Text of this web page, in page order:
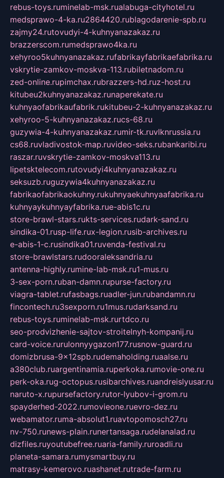
rebus-toys.ruminelab-msk.rualabuga-cityhotel.ru
medsprawo-4-ka.ru2864420.rublagodarenie-spb.ru
zajmy24.rutovudyi-4-kuhnyanazakaz.ru
brazzerscom.rumedsprawo4ka.ru
xehyroo5kuhnyanazakaz.rufabrikayfabrikaefabrika.ru
vskrytie-zamkov-moskva-113.rubiletnadom.ru
zed-online.rupimchax.rubrazzers-hd.ruz-host.ru
kitubeu2kuhnyanazakaz.runaperekate.ru
kuhnyaofabrikaufabrik.rukitubeu-2-kuhnyanazakaz.ru
xehyroo-5-kuhnyanazakaz.rucs-68.ru
guzywia-4-kuhnyanazakaz.rumir-tk.ruvlknrussia.ru
cs68.ruvladivostok-map.ruvideo-seks.rubankaribi.ru
raszar.ruvskrytie-zamkov-moskva113.ru
lipetsktelecom.rutovudyi4kuhnyanazakaz.ru
seksuzb.ruguzywia4kuhnyanazakaz.ru
fabrikaofabrikaokuhny.rukuhnyaekuhnyaafabrika.ru
kuhnyaykuhnyayfabrika.rue-abis1c.ru
store-brawl-stars.rukts-services.rudark-sand.ru
sindika-01.rusp-life.rux-legion.rusib-archives.ru
e-abis-1-c.rusindika01.ruvenda-festival.ru
store-brawlstars.rudooraleksandria.ru
antenna-highly.rumine-lab-msk.ru1-mus.ru
3-sex-porn.ruban-damn.rupurse-factory.ru
viagra-tablet.rufasbags.ruadler-jun.rubandamn.ru
fincontech.ru3sexporn.ru1mus.rudarksand.ru
rebus-toys.ruminelab-msk.rurtdco.ru
seo-prodvizhenie-sajtov-stroitelnyh-kompanij.ru
card-voice.rurulonnyygazon177.rusnow-guard.ru
domizbrusa-9x12spb.rudemaholding.ruaalse.ru
a380club.ruargentinamia.ruperkoka.rumovie-one.ru
perk-oka.rug-octopus.rusibarchives.ruandreislyusar.ru
naruto-x.rupursefactory.rutor-lyubov-i-grom.ru
spayderhed-2022.rumovieone.ruevro-dez.ru
webamator.ruma-absolut1.ruavtopomosch27.ru
nv-750.runews-plain.runertansaga.rudelanalad.ru
dizfiles.ruyoutubefree.ruaria-family.ruroadli.ru
planeta-samara.rumysmartbuy.ru
matrasy-kemerovo.ruashanet.rutrade-farm.ru